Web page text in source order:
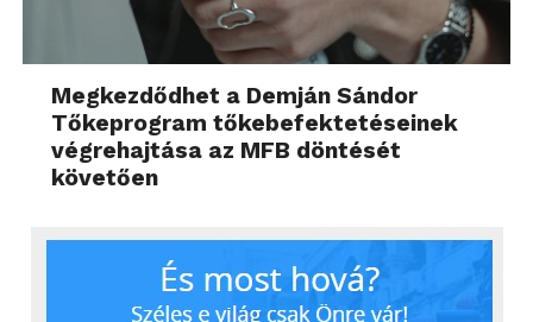
Megkezdődhet a Demján Sándor
Tőkeprogram tőkebefektetéseinek
végrehajtása az MFB döntését
követően